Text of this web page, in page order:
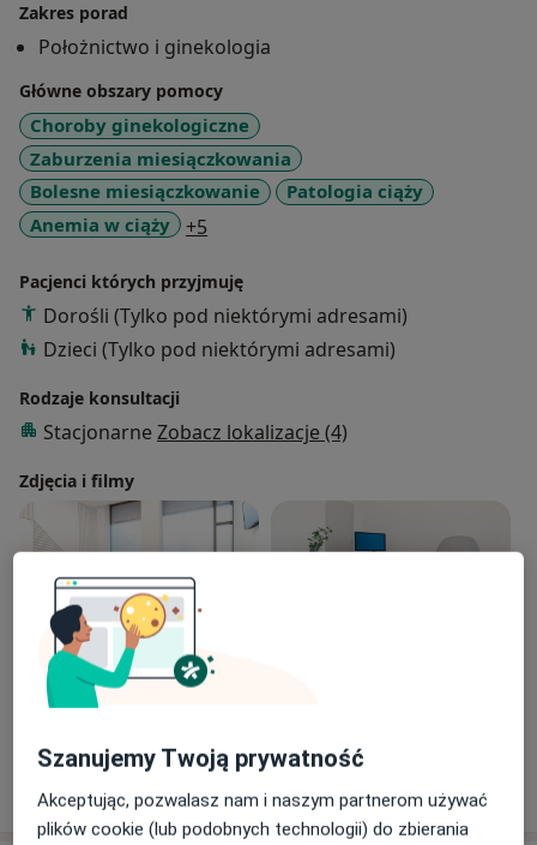
kolejnych latach pracowałam jako nauczyciel
akademicki. Systematycznie poszerzam swoje
kompetencje podczas licznych specjalistycznych
kursów i konferencji. W mojej codziennej pracy z pasją
zajmuję się zdrowiem kobiet, bardzo ważne są dla
mnie atmosfera podczas wizyty i dobry kontakt z
Pacjentką.
Zakres porad
Położnictwo i ginekologia
Główne obszary pomocy
Choroby ginekologiczne
Zaburzenia miesiączkowania
Bolesne miesiączkowanie
Patologia ciąży
Anemia w ciąży
+5
Pacjenci których przyjmuję
Dorośli (Tylko pod niektórymi adresami)
Dzieci (Tylko pod niektórymi adresami)
Rodzaje konsultacji
Stacjonarne Zobacz lokalizacje (4)
Zdjęcia i filmy
Zobacz galerię (13)
o doświadczeniu
Szanujemy Twoją prywatność
Akceptując, pozwalasz nam i naszym partnerom używać
plików cookie (lub podobnych technologii) do zbierania